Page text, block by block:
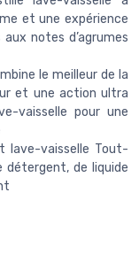
et une expérience
notes d’agrumes
le meilleur de la
et une action ultra
vaisselle pour une
lave-vaisselle Tout-
de liquide